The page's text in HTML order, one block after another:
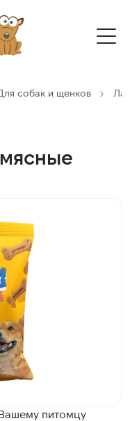
собак и щенков
питомцу